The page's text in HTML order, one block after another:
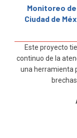
Monitoreo de
Ciudad de
Este proyecto
continuo de la
una herramienta